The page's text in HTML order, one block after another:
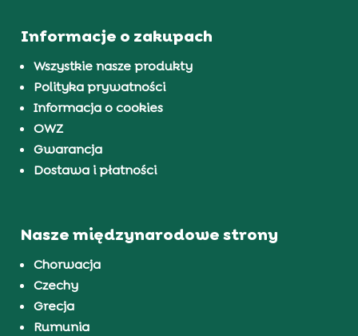
Informacje o zakupach
Wszystkie nasze produkty
Polityka prywatności
Informacja o cookies
OWZ
Gwarancja
Dostawa i płatności
Nasze międzynarodowe strony
Chorwacja
Czechy
Grecja
Rumunia